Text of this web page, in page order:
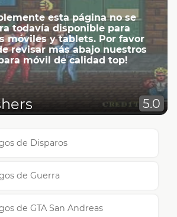
esta página no se
todavía disponible para
móviles y tablets. Por favor
revisar más abajo nuestros
móvil de calidad top!
5.0
de Disparos
de Guerra
de GTA San Andreas